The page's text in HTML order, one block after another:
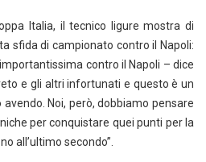
Italia, il tecnico ligure mostra di
sfida di campionato contro il Napoli:
contro il Napoli – dice
e gli altri infortunati e questo è un
Noi, però, dobbiamo pensare
per conquistare quei punti per la
all’ultimo secondo”.